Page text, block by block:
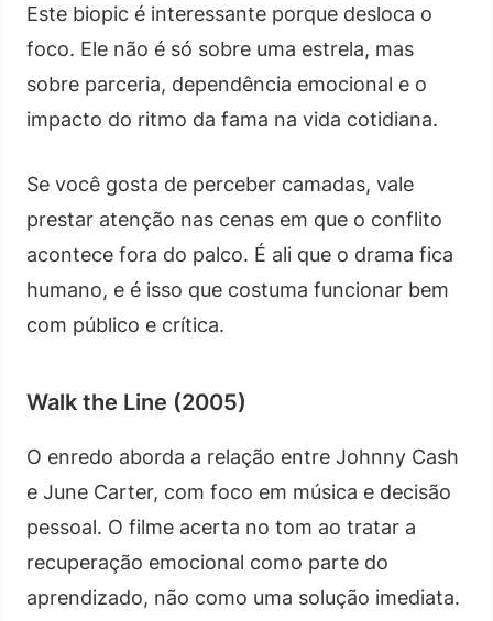
Este biopic é interessante porque desloca o
foco. Ele não é só sobre uma estrela, mas
sobre parceria, dependência emocional e o
impacto do ritmo da fama na vida cotidiana.
Se você gosta de perceber camadas, vale
prestar atenção nas cenas em que o conflito
acontece fora do palco. É ali que o drama fica
humano, e é isso que costuma funcionar bem
com público e crítica.
Walk the Line (2005)
O enredo aborda a relação entre Johnny Cash
e June Carter, com foco em música e decisão
pessoal. O filme acerta no tom ao tratar a
recuperação emocional como parte do
aprendizado, não como uma solução imediata.